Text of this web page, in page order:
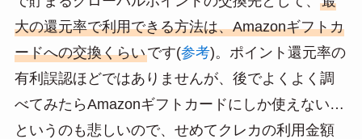
大の還元率で利用できる方法は、Amazonギフトカ
ードへの交換くらいです(参考)。ポイント還元率の
有利誤認ほどではありませんが、後でよくよく調
べてみたらAmazonギフトカードにしか使えない…
というのも悲しいので、せめてクレカの利用金額